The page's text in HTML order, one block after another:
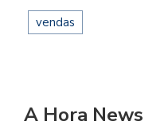
vendas
A Hora News